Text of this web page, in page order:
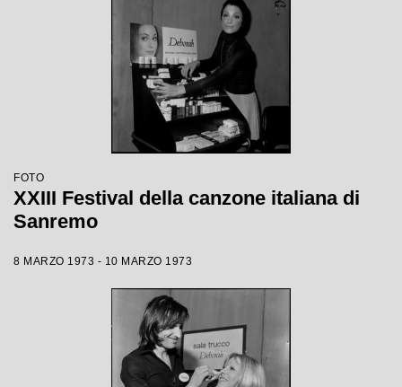
FOTO
XXIII Festival della canzone italiana di
Sanremo
8 MARZO 1973 - 10 MARZO 1973